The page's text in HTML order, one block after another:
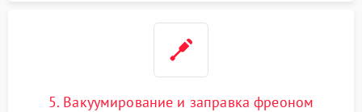
5. Вакуумирование и заправка фреоном